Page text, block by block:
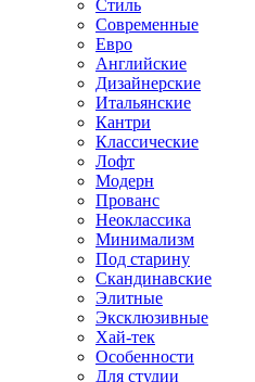
Стиль
Современные
Евро
Английские
Дизайнерские
Итальянские
Кантри
Классические
Лофт
Модерн
Прованс
Неоклассика
Минимализм
Под старину
Скандинавские
Элитные
Эксклюзивные
Хай-тек
Особенности
Для студии